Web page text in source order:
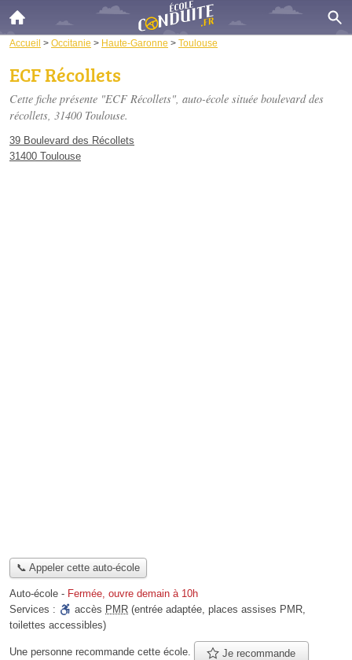
Accueil > Occitanie > Haute-Garonne > Toulouse
ECF Récollets
Cette fiche présente "ECF Récollets", auto-école située boulevard des
récollets, 31400 Toulouse.
39 Boulevard des Récollets
31400 Toulouse
📞 Appeler cette auto-école
Auto-école - Fermée, ouvre demain à 10h
Services :
accès PMR (entrée adaptée, places assises PMR,
toilettes accessibles)
Une personne recommande cette école. Je recommande